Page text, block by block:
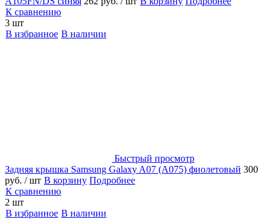
К сравнению
3 шт
В избранное В наличии
Быстрый просмотр
Задняя крышка Samsung Galaxy A07 (A075) фиолетовый 300
руб. / шт В корзину Подробнее
К сравнению
2 шт
В избранное В наличии